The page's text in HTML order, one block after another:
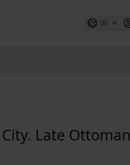
DE
Late Ottoman